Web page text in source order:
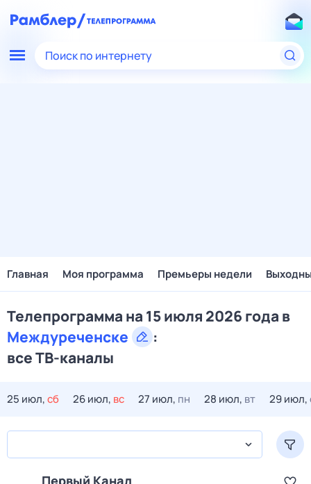
Поиск по интернету
Главная Моя программа Премьеры недели
Телепрограмма на 15 июля 2026 года в
Междуреченске
:
все ТВ-каналы
25 июл,сб 26 июл, вс 27 июл, пн 28 июл, вт 29 июл,
Первый Канал